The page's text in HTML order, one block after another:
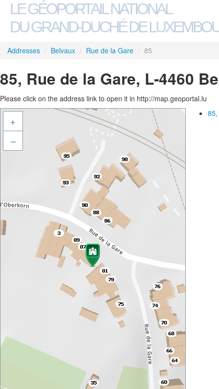
LE GÉOPORTAIL NATIONAL
DU GRAND-DUCHÉ DE
Addresses / Belvaux / Rue de la Gare / 85
85, Rue de la Gare, L-4460
Please click on the address link to open it in http://map.geoportal.lu
+
–